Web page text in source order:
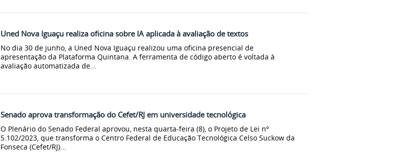
Uned Nova Iguaçu realiza oficina sobre IA aplicada à avaliação de textos
No dia 30 de junho, a Uned Nova Iguaçu realizou uma oficina presencial de
apresentação da Plataforma Quintana. A ferramenta de código aberto é voltada à
avaliação automatizada de...
Senado aprova transformação do Cefet/RJ em universidade tecnológica
O Plenário do Senado Federal aprovou, nesta quarta-feira (8), o Projeto de Lei nº
5.102/2023, que transforma o Centro Federal de Educação Tecnológica Celso Suckow da
Fonseca (Cefet/RJ)...